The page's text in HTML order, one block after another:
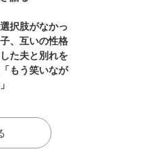
選択肢がなかっ
、互いの性格
た夫と別れを
もう笑いなが